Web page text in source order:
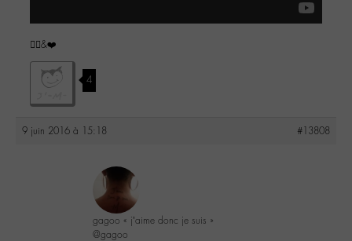
✌🏼️&❤️
4
9 juin 2016 à 15:18 #13808
gagoo « j’aime donc je suis »
@gagoo